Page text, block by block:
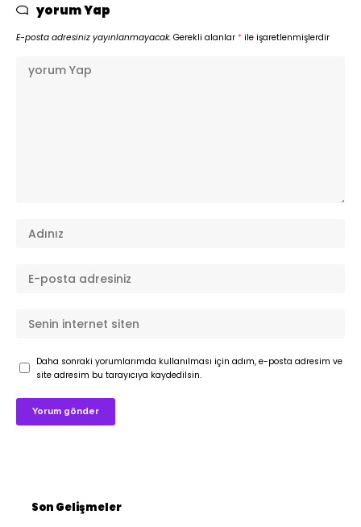
yorum Yap
E-posta adresiniz yayınlanmayacak. Gerekli alanlar * ile işaretlenmişlerdir
Daha sonraki yorumlarımda kullanılması için adım, e-posta adresim ve
site adresim bu tarayıcıya kaydedilsin.
Son Gelişmeler